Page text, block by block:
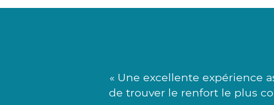
« Une excellente expérience
de trouver le renfort le plus